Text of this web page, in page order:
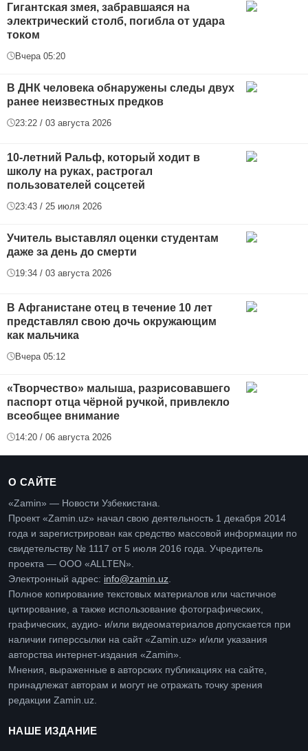
Гигантская змея, забравшаяся на
электрический столб, погибла от удара
током
Вчера 05:20
В ДНК человека обнаружены следы двух
ранее неизвестных предков
23:22 / 03 августа 2026
10-летний Ральф, который ходит в
школу на руках, растрогал
пользователей соцсетей
23:43 / 25 июля 2026
Учитель выставлял оценки студентам
даже за день до смерти
19:34 / 03 августа 2026
В Афганистане отец в течение 10 лет
представлял свою дочь окружающим
как мальчика
Вчера 05:12
«Творчество» малыша, разрисовавшего
паспорт отца чёрной ручкой, привлекло
всеобщее внимание
14:20 / 06 августа 2026
О САЙТЕ
«Zamin» — Новости Узбекистана.
Проект «Zamin.uz» начал свою деятельность 1 декабря 2014
года и зарегистрирован как средство массовой информации по
свидетельству № 1117 от 5 июля 2016 года. Учредитель
проекта — ООО «ALLTEN».
Электронный адрес: info@zamin.uz
Полное копирование текстовых материалов или частичное
цитирование, а также использование фотографических,
графических, аудио- и/или видеоматериалов допускается при
наличии гиперссылки на сайт «Zamin.uz» и/или указания
авторства интернет-издания «Zamin».
Мнения, выраженные в авторских публикациях на сайте,
принадлежат авторам и могут не отражать точку зрения
редакции Zamin.uz.
НАШЕ ИЗДАНИЕ